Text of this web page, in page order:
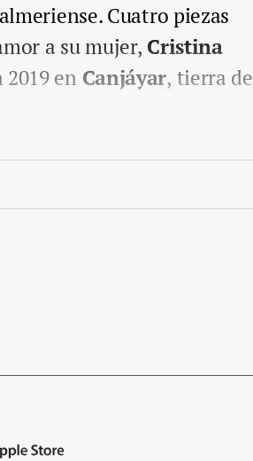
Cuatro piezas
a su mujer, Cristina
en Canjáyar, tierra de